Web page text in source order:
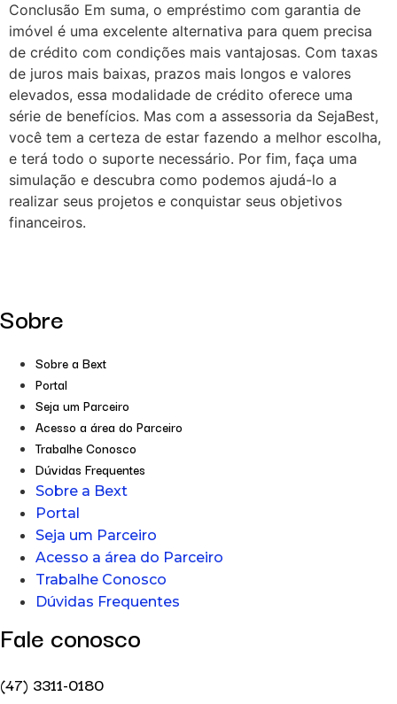
Conclusão Em suma, o empréstimo com garantia de
imóvel é uma excelente alternativa para quem precisa
de crédito com condições mais vantajosas. Com taxas
de juros mais baixas, prazos mais longos e valores
elevados, essa modalidade de crédito oferece uma
série de benefícios. Mas com a assessoria da SejaBest,
você tem a certeza de estar fazendo a melhor escolha,
e terá todo o suporte necessário. Por fim, faça uma
simulação e descubra como podemos ajudá-lo a
realizar seus projetos e conquistar seus objetivos
financeiros.
Sobre
Sobre a Bext
Portal
Seja um Parceiro
Acesso a área do Parceiro
Trabalhe Conosco
Dúvidas Frequentes
Sobre a Bext
Portal
Seja um Parceiro
Acesso a área do Parceiro
Trabalhe Conosco
Dúvidas Frequentes
Fale conosco
(47) 3311-0180